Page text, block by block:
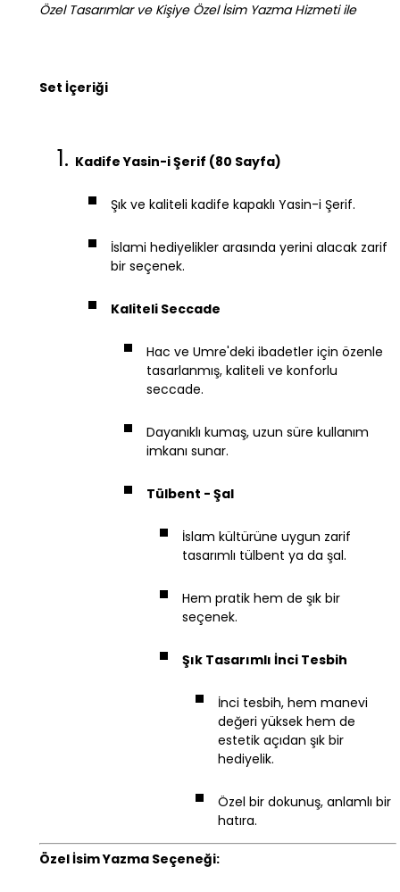
Özel Tasarımlar ve Kişiye Özel İsim Yazma Hizmeti ile
Set İçeriği
Kadife Yasin-i Şerif (80 Sayfa)
Şık ve kaliteli kadife kapaklı Yasin-i Şerif.
İslami hediyelikler arasında yerini alacak zarif
bir seçenek.
Kaliteli Seccade
Hac ve Umre'deki ibadetler için özenle
tasarlanmış, kaliteli ve konforlu
seccade.
Dayanıklı kumaş, uzun süre kullanım
imkanı sunar.
Tülbent - Şal
İslam kültürüne uygun zarif
tasarımlı tülbent ya da şal.
Hem pratik hem de şık bir
seçenek.
Şık Tasarımlı İnci Tesbih
İnci tesbih, hem manevi
değeri yüksek hem de
estetik açıdan şık bir
hediyelik.
Özel bir dokunuş, anlamlı bir
hatıra.
Özel İsim Yazma Seçeneği: